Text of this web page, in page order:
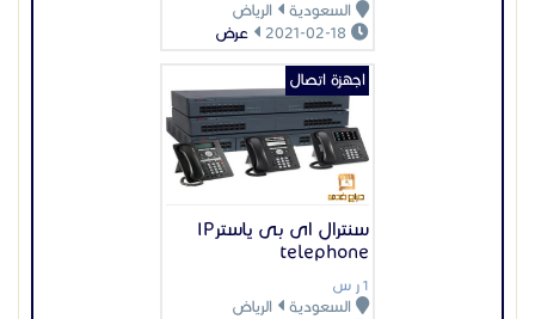
السعودية
الرياض
عرض
سنترال اى بى ياسترIP
telephone
1 ر س
السعودية
الرياض
اجهزة اتصال